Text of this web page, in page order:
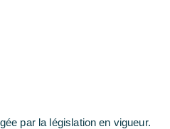
par la législation en vigueur.